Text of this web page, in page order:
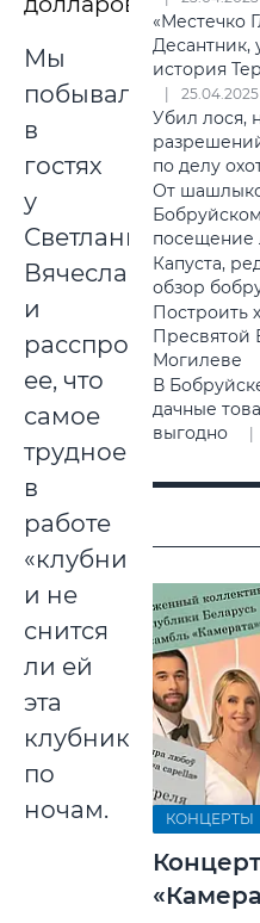
Мы
побывали
в
гостях
у
Светланы
Вячеславовны
и
расспросили
ее, что
самое
трудное
в
работе
«клубниковода»,
и не
снится
ли ей
эта
клубника
по
ночам.
«Местечко
Десантник,
история
25.04.2025
Убил лося,
по делу
От
посещение
Капуста,
обзор
Построить
Пресвятой
Могилеве
В
дачные
выгодно
КОНЦЕРТЫ